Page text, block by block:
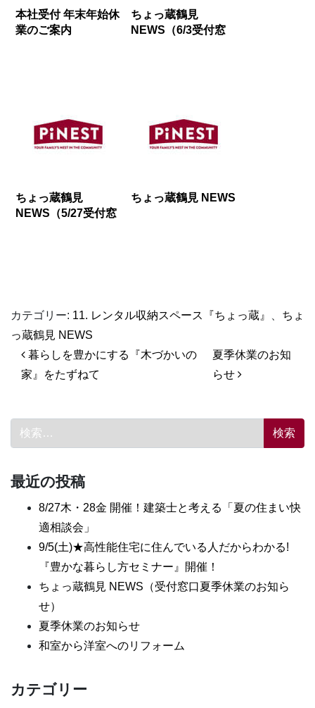
本社受付 年末年始休
業のご案内
ちょっ蔵鶴見
NEWS（6/3受付窓
ちょっ蔵鶴見
NEWS（5/27受付窓
ちょっ蔵鶴見 NEWS
カテゴリー: 11. レンタル収納スペース『ちょっ蔵』
ちょ
っ蔵鶴見 NEWS
投稿ナビゲーション
暮らしを豊かにする『木づかいの
家』をたずねて
夏季休業のお知
らせ
検索:
最近の投稿
8/27木・28金 開催！建築士と考える「夏の住まい快
適相談会」
9/5(土)★高性能住宅に住んでいる人だからわかる!
『豊かな暮らし方セミナー』開催！
ちょっ蔵鶴見 NEWS（受付窓口夏季休業のお知ら
せ）
夏季休業のお知らせ
和室から洋室へのリフォーム
カテゴリー